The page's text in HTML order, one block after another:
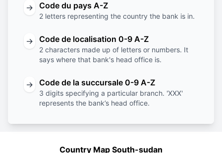
→ Code du pays A-Z
2 letters representing the country the bank is in.
→ Code de localisation 0-9 A-Z
2 characters made up of letters or numbers. It
says where that bank's head office is.
→ Code de la succursale 0-9 A-Z
3 digits specifying a particular branch. 'XXX'
represents the bank’s head office.
Country Map South-sudan